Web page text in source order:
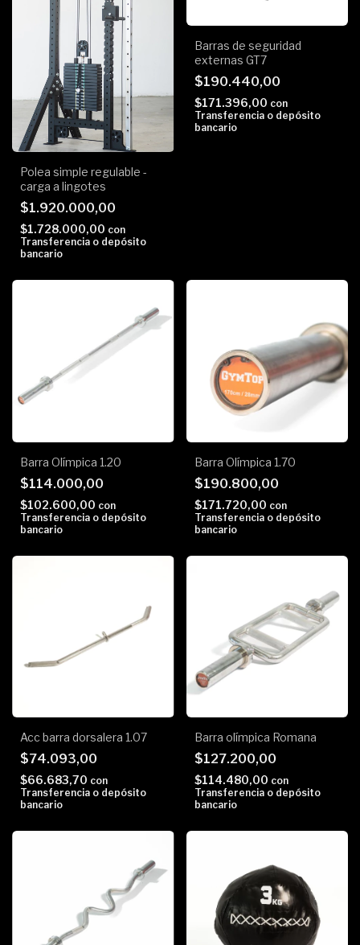
Polea simple regulable -
carga a lingotes
$1.920.000,00
$1.728.000,00 con
Transferencia o depósito
bancario
Barras de seguridad
externas GT7
$190.440,00
$171.396,00 con
Transferencia o depósito
bancario
Barra Olímpica 1.20
$114.000,00
$102.600,00 con
Transferencia o depósito
bancario
Barra Olímpica 1.70
$190.800,00
$171.720,00 con
Transferencia o depósito
bancario
Acc barra dorsalera 1.07
$74.093,00
$66.683,70 con
Transferencia o depósito
bancario
Barra olímpica Romana
$127.200,00
$114.480,00 con
Transferencia o depósito
bancario